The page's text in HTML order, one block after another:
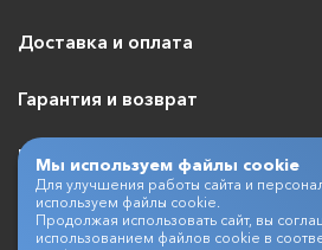
Доставка и оплата
Гарантия и возврат
Контакты
Мы используем файлы cookie
Для улучшения работы сайта и
используем файлы cookie.
Продолжая использовать сайт, вы
использованием файлов cookie в